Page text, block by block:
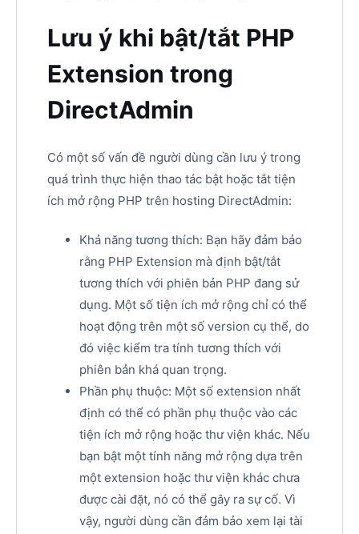
Lưu ý khi bật/tắt PHP
Extension trong
DirectAdmin
Có một số vấn đề người dùng cần lưu ý trong
quá trình thực hiện thao tác bật hoặc tắt tiện
ích mở rộng PHP trên hosting DirectAdmin:
Khả năng tương thích: Bạn hãy đảm bảo
rằng PHP Extension mà định bật/tắt
tương thích với phiên bản PHP đang sử
dụng. Một số tiện ích mở rộng chỉ có thể
hoạt động trên một số version cụ thể, do
đó việc kiểm tra tính tương thích với
phiên bản khá quan trọng.
Phần phụ thuộc: Một số extension nhất
định có thể có phần phụ thuộc vào các
tiện ích mở rộng hoặc thư viện khác. Nếu
bạn bật một tính năng mở rộng dựa trên
một extension hoặc thư viện khác chưa
được cài đặt, nó có thể gây ra sự cố. Vì
vậy, người dùng cần đảm bảo xem lại tài